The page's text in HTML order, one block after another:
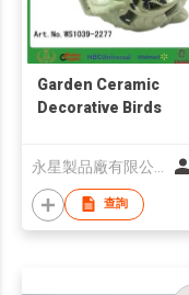
Garden Ceramic
Decorative Birds
查詢